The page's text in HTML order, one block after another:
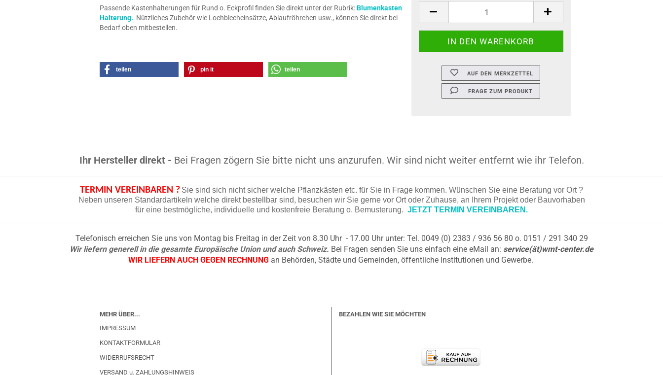
AUF DEN MERKZETTEL
FRAGE ZUM PRODUKT
Passende Kastenhalterungen für Rund o. Eckprofil finden Sie direkt unter der Rubrik:Blumenkasten
Halterung. Nützliches Zubehör wie Lochblecheinsätze, Ablaufröhrchen usw., können Sie direkt bei
Bedarf oben mitbestellen.
teilen pin it teilen
Ihr Hersteller direkt - Bei Fragen zögern Sie bitte nicht uns anzurufen. Wir sind nicht weiter entfernt wie ihr Telefon.
TERMIN VEREINBAREN ? Sie sind sich nicht sicher welche Pflanzkästen etc. für Sie in Frage kommen. Wünschen Sie eine Beratung vor Ort ?
Neben unseren Standardartikeln welche direkt bestellbar sind, besuchen wir Sie gerne vor Ort oder Zuhause, an Ihrem Projekt oder Bauvorhaben
für eine bestmögliche, individuelle und kostenfreie Beratung o. Bemusterung. JETZT TERMIN VEREINBAREN.
Telefonisch erreichen Sie uns von Montag bis Freitag in der Zeit von 8.30 Uhr - 17.00 Uhr unter: Tel. 0049 (0) 2383 / 936 56 80 o. 0151 / 291 340 29
Wir liefern generell in die gesamte Europäische Union und auch Schweiz. Bei Fragen senden Sie uns einfach eine eMail an: service(ät)wmt-center.de
WIR LIEFERN AUCH GEGEN RECHNUNG an Behörden, Städte und Gemeinden, öffentliche Institutionen und Gewerbe.
MEHR ÜBER...
IMPRESSUM
KONTAKTFORMULAR
WIDERRUFSRECHT
VERSAND u. ZAHLUNGSHINWEIS
BEZAHLEN WIE SIE MÖCHTEN